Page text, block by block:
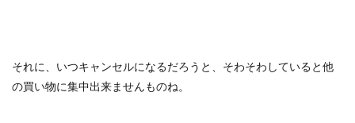
それに、いつキャンセルになるだろうと、そわそわしていると他
の買い物に集中出来ませんものね。